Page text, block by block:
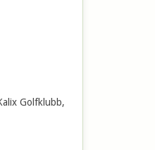
Golfklubb,